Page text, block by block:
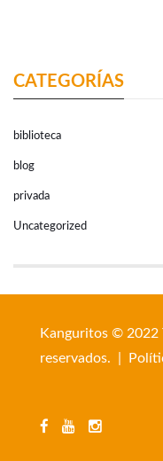
CATEGORÍAS
biblioteca
blog
privada
Uncategorized
Kanguritos © 2022
reservados. |